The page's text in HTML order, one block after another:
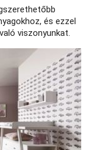
és ezzel
viszonyunkat.